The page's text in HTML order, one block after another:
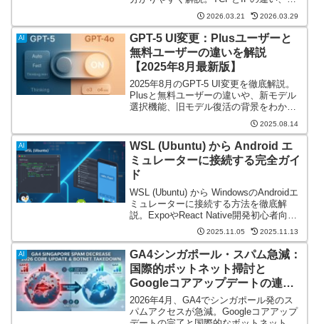
HTTP/1.1・HTTP/2・HTTP/3の比較、今
後の通信の進化まで詳しく紹介します。
2026.03.21 2026.03.29
AI
GPT-5 UI変更：Plusユーザーと
無料ユーザーの違いを解説
【2025年8月最新版】
2025年8月のGPT-5 UI変更を徹底解説。
Plusと無料ユーザーの違いや、新モデル
選択機能、旧モデル復活の背景をわかり
2025.08.14
AI
WSL (Ubuntu) から Android エ
ミュレーターに接続する完全ガイ
ド
WSL (Ubuntu) から WindowsのAndroidエ
ミュレーターに接続する方法を徹底解
説。ExpoやReact Native開発初心者向け
に、ADB接続や環境変数の設定、シンボ
リックリンクの作成まで、複雑な設定を
ステップバイステップで簡単に実現しま
す。
2025.11.05 2025.11.13
AI
GA4シンガポール・スパム急減：
国際的ボットネット掃討と
Googleコアアップデートの連動
か
2026年4月、GA4でシンガポール発のス
パムアクセスが急減。Googleコアアップ